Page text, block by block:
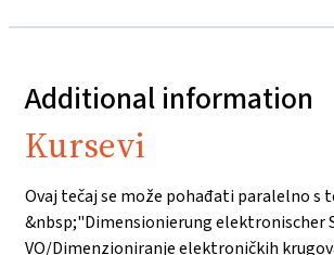
Additional information
Kursevi
Ovaj tečaj se može pohađati paralelno s
&nbsp;"Dimensionierung elektronischer
VO/Dimenzioniranje elektroničkih